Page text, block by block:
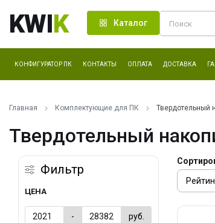
KWIK Каталог
КОНФИГУРАТОР ПК КОНТАКТЫ ОПЛАТА ДОСТАВКА
Главная Комплектующие для ПК Твердотельный
Твердотельный
Фильтр
ЦЕНА
- руб.